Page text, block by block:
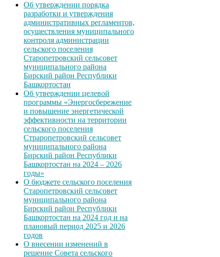
Об утверждении порядка
разработки и утверждения
административных регламентов,
осуществления муниципального
контроля администрации
сельского поселения
Старопетровский сельсовет
муниципального района
Бирский район Республики
Башкортостан
Об утверждении целевой
программы «Энергосбережение
и повышение энергетической
эффективности на территории
сельского поселения
Страропетровский сельсовет
муниципального района
Бирский район Республики
Башкортостан на 2024 – 2026
годы»
О бюджете сельского поселения
Старопетровский сельсовет
муниципального района
Бирский район Республики
Башкортостан на 2024 год и на
плановый период 2025 и 2026
годов
О внесении изменений в
решение Совета сельского